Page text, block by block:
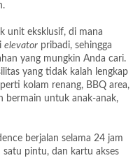
unit eksklusif, di mana
elevator pribadi, sehingga
yang mungkin Anda cari.
yang tidak kalah lengkap
kolam renang, BBQ area,
bermain untuk anak-anak,
berjalan selama 24 jam
satu pintu, dan kartu akses